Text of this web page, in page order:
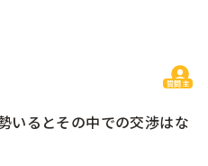
質問主
いるとその中での交渉はな